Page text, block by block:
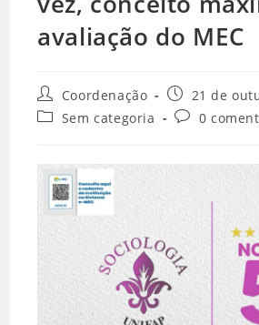
avaliação do MEC
Coordenação
21 de
Sem categoria
0